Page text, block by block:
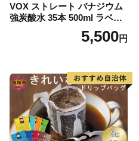
VOX ストレート バナジウム
強炭酸水 35本 500ml ラベル
レス【富士吉田市限定カート
5,500円